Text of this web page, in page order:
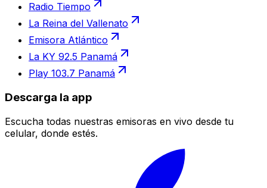
Radio Tiempo
La Reina del Vallenato
Emisora Atlántico
La KY 92.5 Panamá
Play 103.7 Panamá
Descarga la app
Escucha todas nuestras emisoras en vivo desde tu
celular, donde estés.